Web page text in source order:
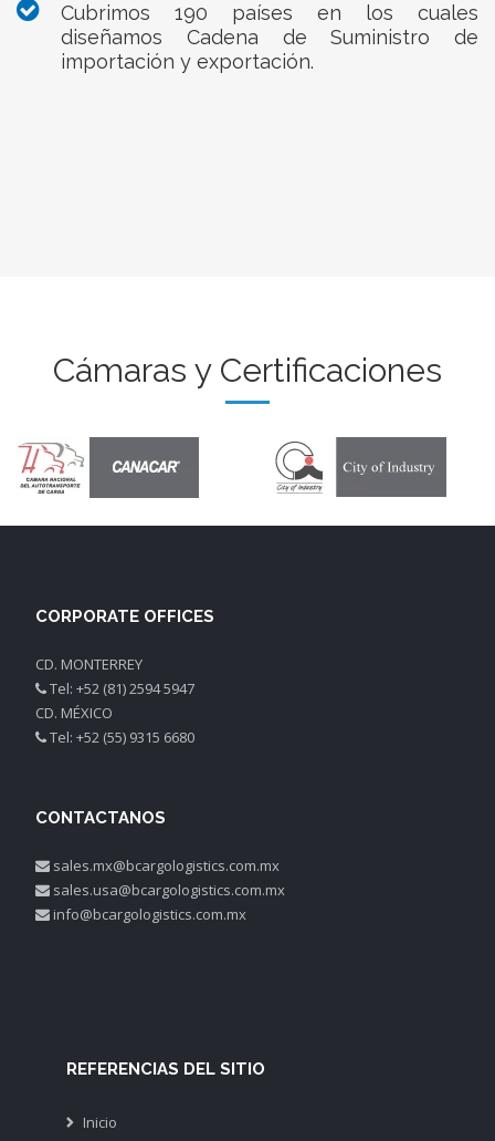
Cubrimos 190 países en los cuales
diseñamos Cadena de Suministro de
importación y exportación.
Cámaras y Certificaciones
CORPORATE OFFICES
CD. MONTERREY
Tel: +52 (81) 2594 5947
CD. MÉXICO
Tel: +52 (55) 9315 6680
CONTACTANOS
sales.mx@bcargologistics.com.mx
sales.usa@bcargologistics.com.mx
info@bcargologistics.com.mx
REFERENCIAS DEL SITIO
Inicio